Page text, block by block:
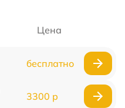
Цена
бесплатно
3300 р